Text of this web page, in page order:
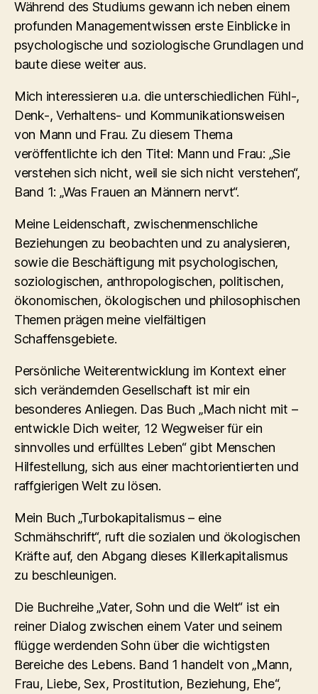
Während des Studiums gewann ich neben einem
profunden Managementwissen erste Einblicke in
psychologische und soziologische Grundlagen und
baute diese weiter aus.
Mich interessieren u.a. die unterschiedlichen Fühl-,
Denk-, Verhaltens- und Kommunikationsweisen
von Mann und Frau. Zu diesem Thema
veröffentlichte ich den Titel: Mann und Frau: „Sie
verstehen sich nicht, weil sie sich nicht verstehen“,
Band 1: „Was Frauen an Männern nervt“.
Meine Leidenschaft, zwischenmenschliche
Beziehungen zu beobachten und zu analysieren,
sowie die Beschäftigung mit psychologischen,
soziologischen, anthropologischen, politischen,
ökonomischen, ökologischen und philosophischen
Themen prägen meine vielfältigen
Schaffensgebiete.
Persönliche Weiterentwicklung im Kontext einer
sich verändernden Gesellschaft ist mir ein
besonderes Anliegen. Das Buch „Mach nicht mit –
entwickle Dich weiter, 12 Wegweiser für ein
sinnvolles und erfülltes Leben“ gibt Menschen
Hilfestellung, sich aus einer machtorientierten und
raffgierigen Welt zu lösen.
Mein Buch „Turbokapitalismus – eine
Schmähschrift“, ruft die sozialen und ökologischen
Kräfte auf, den Abgang dieses Killerkapitalismus
zu beschleunigen.
Die Buchreihe „Vater, Sohn und die Welt“ ist ein
reiner Dialog zwischen einem Vater und seinem
flügge werdenden Sohn über die wichtigsten
Bereiche des Lebens. Band 1 handelt von „Mann,
Frau, Liebe, Sex, Prostitution, Beziehung, Ehe“,